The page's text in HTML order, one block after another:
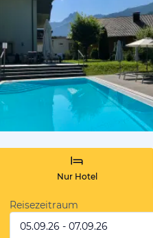
Nur Hotel
Reisezeitraum
05.09.26 - 07.09.26